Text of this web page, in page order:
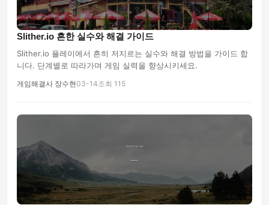
Slither.io 흔한 실수와 해결 가이드
Slither.io 플레이에서 흔히 저지르는 실수와 해결 방법을 가이드 합
니다. 단계별로 따라가며 게임 실력을 향상시키세요.
게임해결사 장수현03-14조회 115